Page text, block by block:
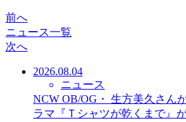
前へ
ニュース一覧
次へ
2026.08.04
ニュース
NCW OB/OG・ 生方美久さん
ラマ『Ｔシャツが乾くまで』